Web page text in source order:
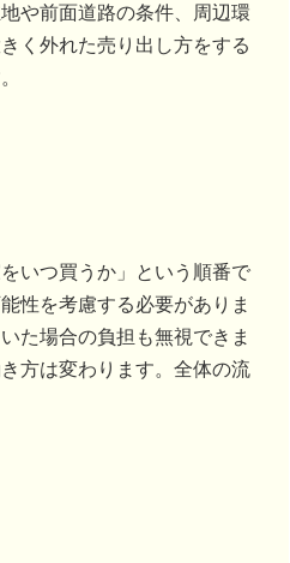
や前面道路の条件、周辺環
く外れた売り出し方をする
いつ買うか」という順番で
性を考慮する必要がありま
た場合の負担も無視できま
方は変わります。全体の流